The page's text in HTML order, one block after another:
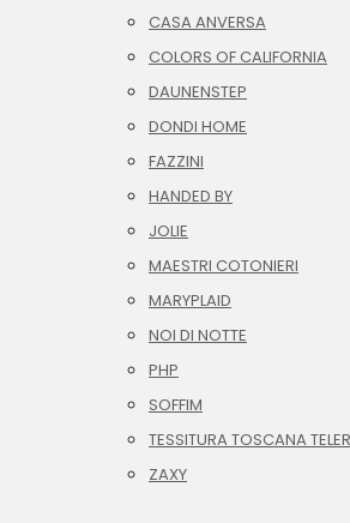
CASA ANVERSA
COLORS OF CALIFORNIA
DAUNENSTEP
DONDI HOME
FAZZINI
HANDED BY
JOLIE
MAESTRI COTONIERI
MARYPLAID
NOI DI NOTTE
PHP
SOFFIM
TESSITURA TOSCANA
ZAXY